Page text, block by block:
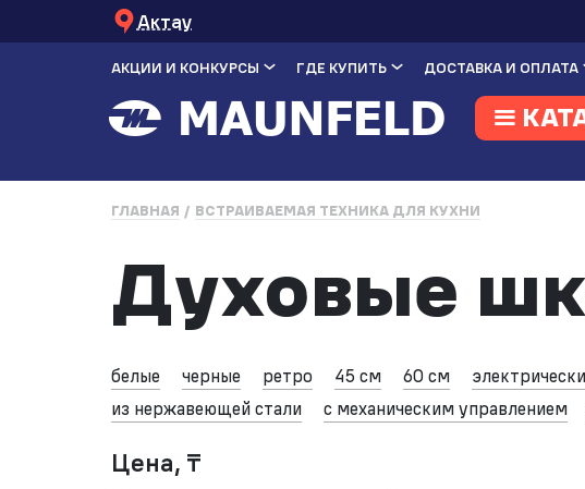
Актау
АКЦИИ И КОНКУРСЫ ГДЕ КУПИТЬ ДОСТАВКА И ОПЛАТА
ГЛАВНАЯ ВСТРАИВАЕМАЯ ТЕХНИКА ДЛЯ КУХНИ
Духовые
белые черные ретро 45 см 60 см
из нержавеющей стали
с механическим управлением
Цена, ₸